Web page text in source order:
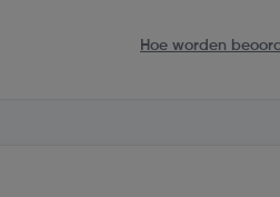
Hoe worden